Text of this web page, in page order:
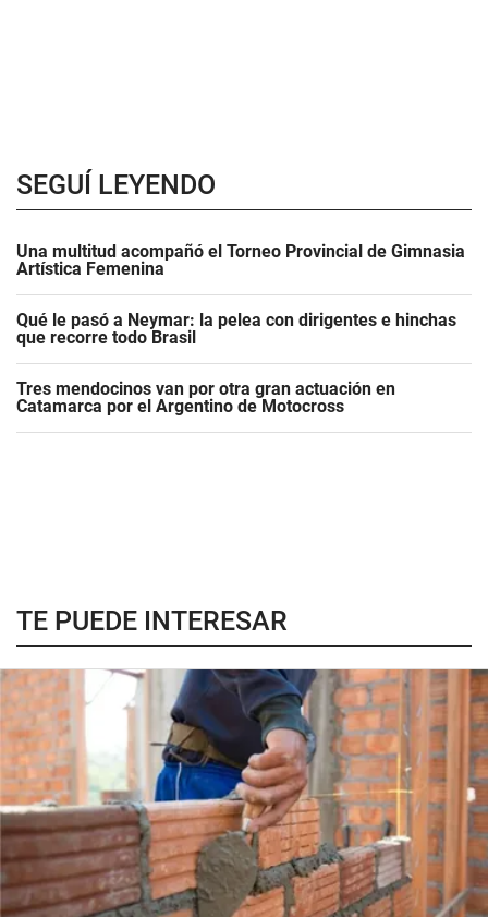
SEGUÍ LEYENDO
Una multitud acompañó el Torneo Provincial de Gimnasia
Artística Femenina
Qué le pasó a Neymar: la pelea con dirigentes e hinchas
que recorre todo Brasil
Tres mendocinos van por otra gran actuación en
Catamarca por el Argentino de Motocross
TE PUEDE INTERESAR